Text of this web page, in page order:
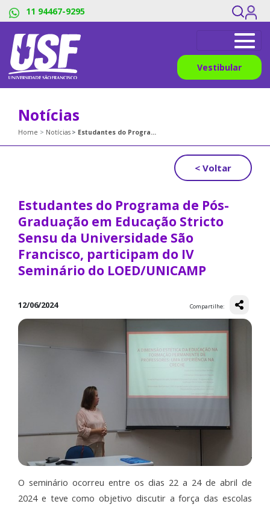
11 94467-9295
Vestibular
Notícias
Home Notícias Estudantes do Programa de Pós-Graduação em Educação Stricto Sensu da Universidade São Francisco, participam do IV Seminário do LOED/UNICAMP
< Voltar
Estudantes do Programa de Pós-
Graduação em Educação Stricto
Sensu da Universidade São
Francisco, participam do IV
Seminário do LOED/UNICAMP
12/06/2024 Compartilhe:
O seminário ocorreu entre os dias 22 a 24 de abril de
2024 e teve como objetivo discutir a força das escolas